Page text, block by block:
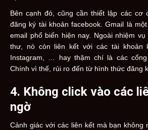
Bên cạnh đó, cũng cần thiết lập các cơ
đăng ký tài khoản facebook. Gmail là
email phổ biến hiện nay. Ngoài nhiệm
thư, nó còn liên kết với các tài khoản
Instagram, … hay thậm chí là các
Chính vì thế, rủi ro đến từ hình thức đăng
4. Không click vào các
ngờ
Cảnh giác với các liên kết mà bạn không